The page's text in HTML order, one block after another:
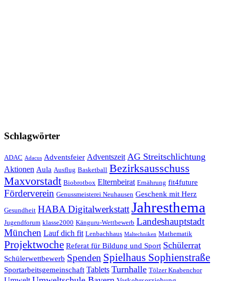
Schlagwörter
ADAC Adacus Adventsfeier Adventszeit AG Streitschlichtung
Aktionen Aula Ausflug Basketball Bezirksausschuss
Maxvorstadt Biobrotbox Elternbeirat Ernährung fit4future
Förderverein Genussmeisterei Neuhausen Geschenk mit Herz
Gesundheit HABA DigitalwerkstattJahresthema
Jugendforum klasse2000 Känguru-Wettbewerb Landeshauptstadt
München Lauf dich fit Lenbachhaus Maltechniken Mathematik
Projektwoche Referat für Bildung und Sport Schülerrat
Schülerwettbewerb Spenden Spielhaus Sophienstraße
Sportarbeitsgemeinschaft Tablets Turnhalle Tölzer Knabenchor